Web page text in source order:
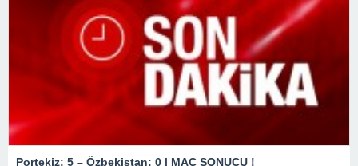
Portekiz: 5 – Özbekistan: 0 | MAÇ SONUCU !